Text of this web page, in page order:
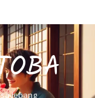
Jepang